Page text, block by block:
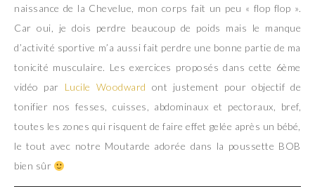
naissance de la Chevelue, mon corps fait un peu « flop flop ».
Car oui, je dois perdre beaucoup de poids mais le manque
d’activité sportive m’a aussi fait perdre une bonne partie de ma
tonicité musculaire. Les exercices proposés dans cette 6ème
vidéo par Lucile Woodward ont justement pour objectif de
tonifier nos fesses, cuisses, abdominaux et pectoraux, bref,
toutes les zones qui risquent de faire effet gelée après un bébé,
le tout avec notre Moutarde adorée dans la poussette BOB
bien sûr